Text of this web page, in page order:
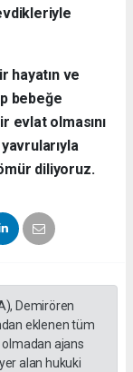
hayatın ve
bebeğe
evlat olmasını
diliyoruz.
Demirören
eklenen tüm
ajans
alan hukuki